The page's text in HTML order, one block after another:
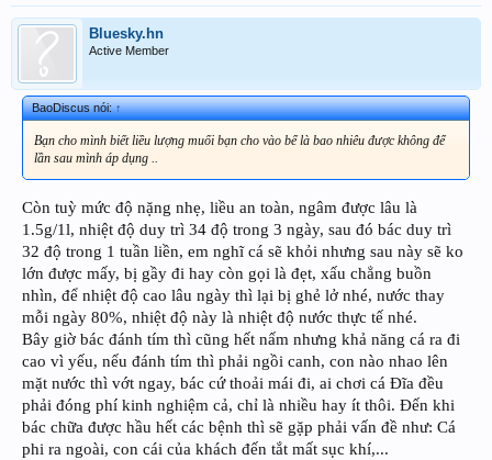
Bluesky.hn
Active Member
BaoDiscus nói:↑
Bạn cho mình biết liều lượng muối bạn cho vào bể là bao nhiêu được không để
lần sau mình áp dụng ..
Còn tuỳ mức độ nặng nhẹ, liều an toàn, ngâm được lâu là
1.5g/1l, nhiệt độ duy trì 34 độ trong 3 ngày, sau đó bác duy trì
32 độ trong 1 tuần liền, em nghĩ cá sẽ khỏi nhưng sau này sẽ ko
lớn được mấy, bị gầy đi hay còn gọi là đẹt, xấu chẳng buồn
nhìn, để nhiệt độ cao lâu ngày thì lại bị ghẻ lở nhé, nước thay
mỗi ngày 80%, nhiệt độ này là nhiệt độ nước thực tế nhé.
Bây giờ bác đánh tím thì cũng hết nấm nhưng khả năng cá ra đi
cao vì yếu, nếu đánh tím thì phải ngồi canh, con nào nhao lên
mặt nước thì vớt ngay, bác cứ thoải mái đi, ai chơi cá Đĩa đều
phải đóng phí kinh nghiệm cả, chỉ là nhiều hay ít thôi. Đến khi
bác chữa được hầu hết các bệnh thì sẽ gặp phải vấn đề như: Cá
phi ra ngoài, con cái của khách đến tắt mất sục khí,...